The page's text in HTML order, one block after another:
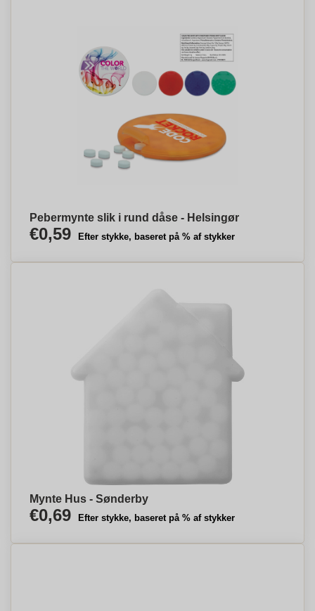
Pebermynte slik i rund dåse - Helsingør
€0,59 Efter stykke, baseret på % af stykker
Mynte Hus - Sønderby
€0,69 Efter stykke, baseret på % af stykker